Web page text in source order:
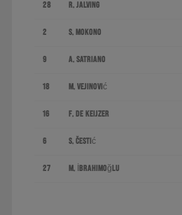
28 R. Jalving
2 S. Mokono
9 A. Satriano
18 M. Vejinović
16 F. de Keijzer
6 S. Čestić
27 M. İbrahimoğlu